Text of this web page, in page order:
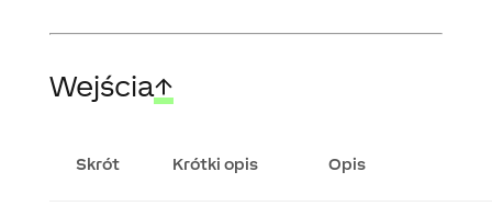
Wejścia↑
Skrót Krótki opis Opis